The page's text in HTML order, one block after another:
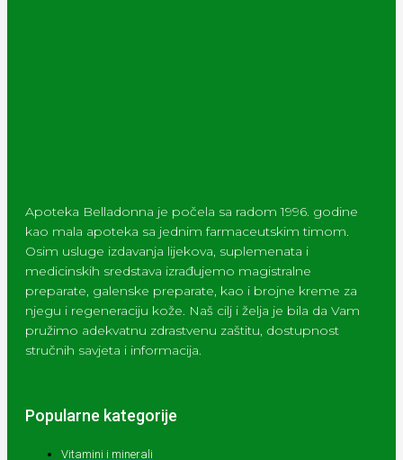
Apoteka Belladonna je počela sa radom 1996. godine
kao mala apoteka sa jednim farmaceutskim timom.
Osim usluge izdavanja lijekova, suplemenata i
medicinskih sredstava izrađujemo magistralne
preparate, galenske preparate, kao i brojne kreme za
njegu i regeneraciju kože. Naš cilj i želja je bila da Vam
pružimo adekvatnu zdrastvenu zaštitu, dostupnost
stručnih savjeta i informacija.
Popularne kategorije
Vitamini i minerali